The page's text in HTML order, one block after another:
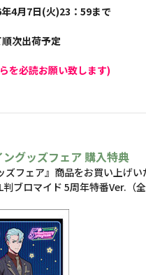
4月7日(火)23：59まで
次出荷予定
を必読お願い致します)
グッズフェア 購入特典
ズフェア』商品をお買い上げい
ブロマイド 5周年特番Ver.（